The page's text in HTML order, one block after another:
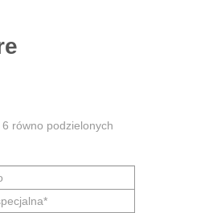
równo podzielonych